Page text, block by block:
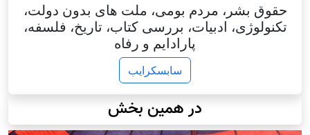
حقوق بشر، مردم بومی، ملت های بدون دولت،
تکنولوژی، ادبیات، بررسی کتاب، تاریخ، فلسفه،
پارادایم و رفاه
سابسکرایب
در همین بخش